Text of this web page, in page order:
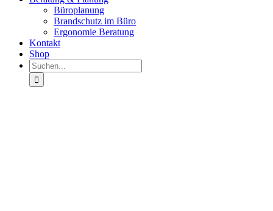
Büroplanung
Brandschutz im Büro
Ergonomie Beratung
Kontakt
Shop
Suche
nach: